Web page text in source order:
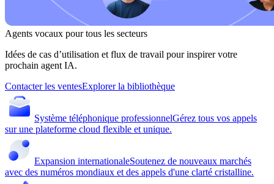
Agents vocaux pour tous les secteurs
Idées de cas d’utilisation et flux de travail pour inspirer votre
prochain agent IA.
Contacter les ventesExplorer la bibliothèque
Système téléphonique professionnelGérez tous vos appels
sur une plateforme cloud flexible et unique.
Expansion internationaleSoutenez de nouveaux marchés
avec des numéros mondiaux et des appels d'une clarté cristalline.